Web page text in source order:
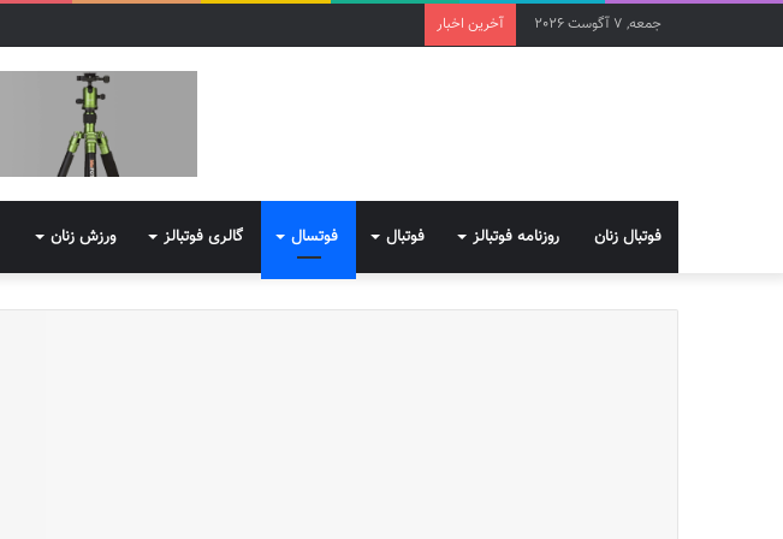
جمعه, 7 آگوست 2026 آخرین اخبار
فوتبال زنان روزنامه فوتبالز فوتبال فوتسال گالری فوتبالز ورزش زنان